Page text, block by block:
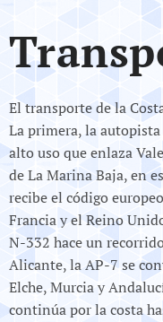
El transporte de la
La primera, la
alto uso que enlaza
de La Marina Baja, en
recibe el código
Francia y el Reino
N-332 hace un
Alicante, la AP-7 se
Elche, Murcia y
continúa por la costa